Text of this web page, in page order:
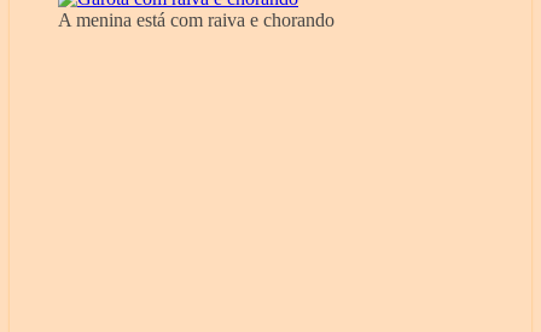
A menina está com raiva e chorando